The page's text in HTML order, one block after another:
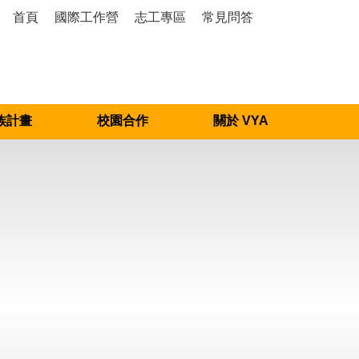
首頁 國際工作營 志工專區 常見問答
計畫 校園合作 關於 VYA